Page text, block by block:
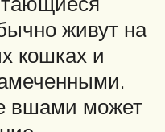
живут на
кошках и
вшами может